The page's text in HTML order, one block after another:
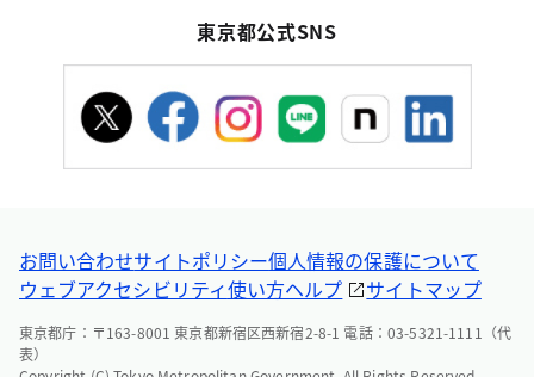
東京都公式SNS
お問い合わせサイトポリシー個人情報の保護について
ウェブアクセシビリティ使い方ヘルプ サイトマップ
東京都庁：〒163-8001 東京都新宿区西新宿2-8-1 電話：03-5321-1111（代
表）